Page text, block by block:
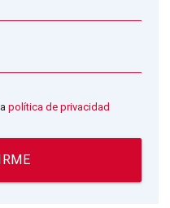
política de privacidad